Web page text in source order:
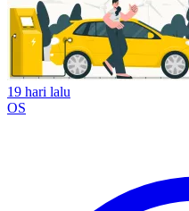
19 hari lalu
OS